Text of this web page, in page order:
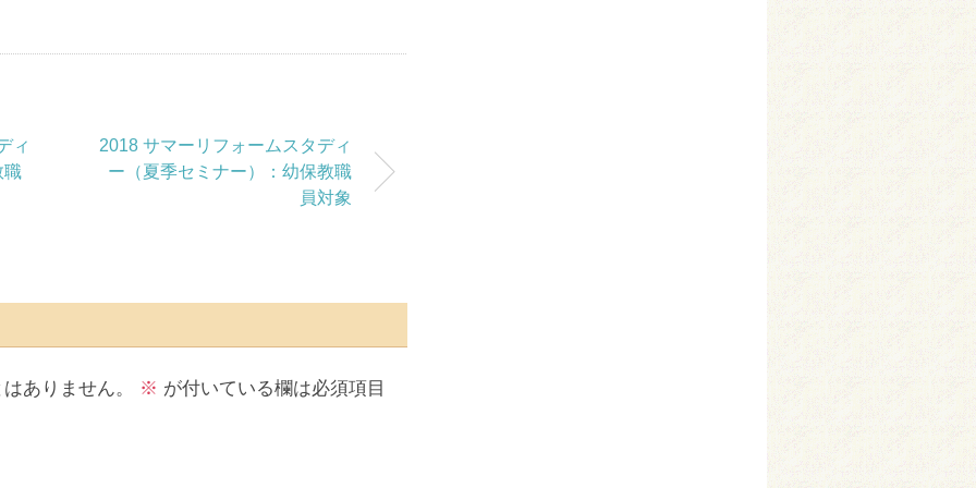
ィ
職
2018 サマーリフォームスタディ
ー（夏季セミナー）：幼保教職
員対象
ありません。 ※ が付いている欄は必須項目